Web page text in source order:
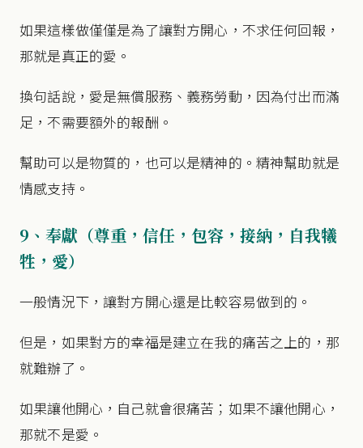
如果這樣做僅僅是為了讓對方開心，不求任何回報，
那就是真正的愛。
換句話說，愛是無償服務、義務勞動，因為付出而滿
足，不需要額外的報酬。
幫助可以是物質的，也可以是精神的。精神幫助就是
情感支持。
9、奉獻（尊重，信任，包容，接納，自我犧
牲，愛）
一般情況下，讓對方開心還是比較容易做到的。
但是，如果對方的幸福是建立在我的痛苦之上的，那
就難辦了。
如果讓他開心，自己就會很痛苦；如果不讓他開心，
那就不是愛。